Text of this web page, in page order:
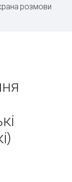
розмови